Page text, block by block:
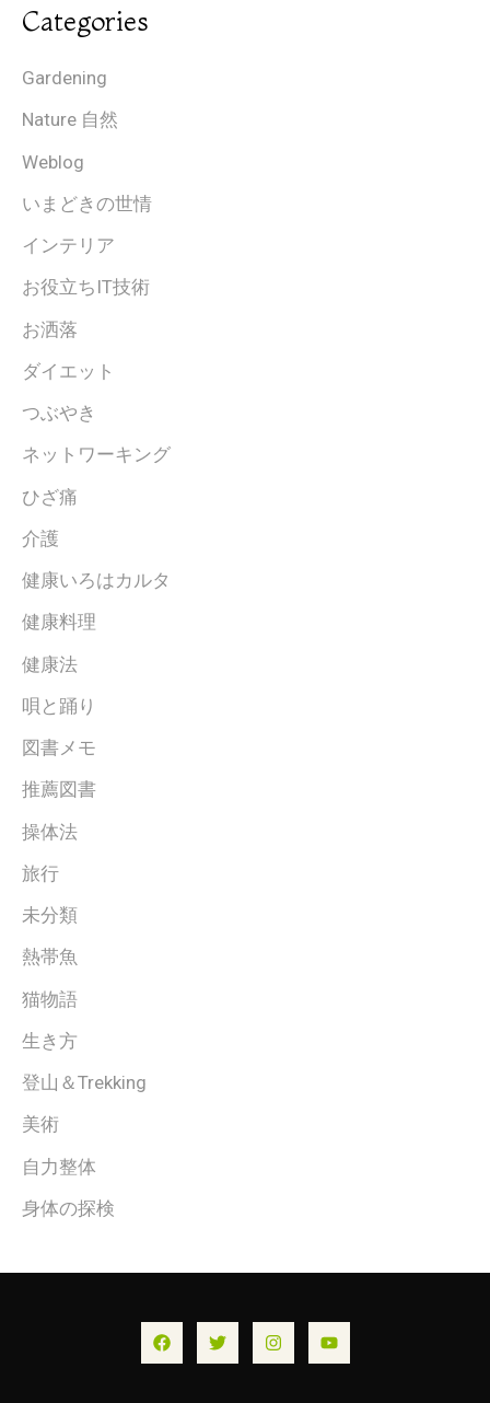
Categories
Gardening
Nature 自然
Weblog
いまどきの世情
インテリア
お役立ちIT技術
お洒落
ダイエット
つぶやき
ネットワーキング
ひざ痛
介護
健康いろはカルタ
健康料理
健康法
唄と踊り
図書メモ
推薦図書
操体法
旅行
未分類
熱帯魚
猫物語
生き方
登山＆Trekking
美術
自力整体
身体の探検